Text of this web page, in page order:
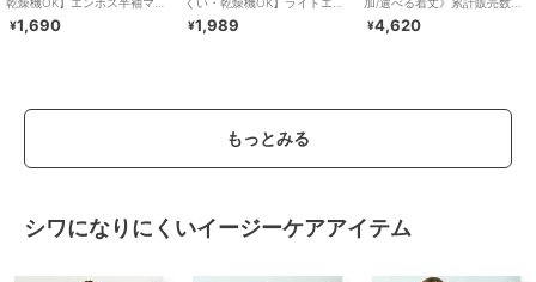
シワンピース 全4色
¥1,690
ボスマキシロールアップワン
¥1,989
70000枚突破！アソート柄ワ
¥4,620
もっとみる
シワになりにくいイージーケアアイテム